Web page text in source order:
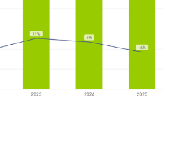
стран: Италия, Румыния,
priced представлен
из стран:
Казахстан (более 40%).